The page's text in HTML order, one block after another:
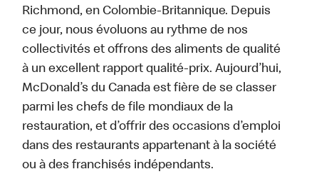
Richmond, en Colombie-Britannique. Depuis
ce jour, nous évoluons au rythme de nos
collectivités et offrons des aliments de qualité
à un excellent rapport qualité-prix. Aujourd’hui,
McDonald’s du Canada est fière de se classer
parmi les chefs de file mondiaux de la
restauration, et d’offrir des occasions d’emploi
dans des restaurants appartenant à la société
ou à des franchisés indépendants.